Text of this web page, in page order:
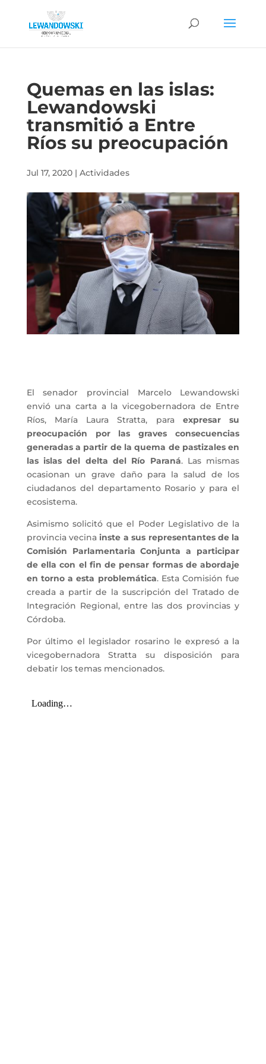
Quemas en las islas:
Lewandowski
transmitió a Entre
Ríos su preocupación
Jul 17, 2020| Actividades
El senador provincial Marcelo Lewandowski
envió una carta a la vicegobernadora de Entre
Ríos, María Laura Stratta, para expresar su
preocupación por las graves consecuencias
generadas a partir de la quema de pastizales en
las islas del delta del Río Paraná. Las mismas
ocasionan un grave daño para la salud de los
ciudadanos del departamento Rosario y para el
ecosistema.
Asimismo solicitó que el Poder Legislativo de la
provincia vecina inste a sus representantes de la
Comisión Parlamentaria Conjunta a participar
de ella con el fin de pensar formas de abordaje
en torno a esta problemática. Esta Comisión fue
creada a partir de la suscripción del Tratado de
Integración Regional, entre las dos provincias y
Córdoba.
Por último el legislador rosarino le expresó a la
vicegobernadora Stratta su disposición para
debatir los temas mencionados.